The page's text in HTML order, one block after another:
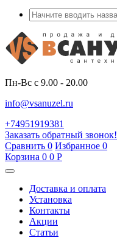
Пн-Вс с 9.00 - 20.00
info@vsanuzel.ru
+74951919381
Заказать обратный звонок!
Сравнить 0 Избранное 0
Корзина 0 0 Р
Доставка и оплата
Установка
Контакты
Акции
Статьи